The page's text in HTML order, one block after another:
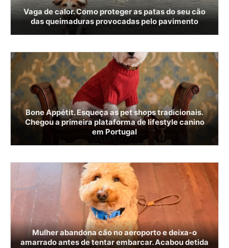
Vaga de calor. Como proteger as patas do seu cão
das queimaduras provocadas pelo pavimento
Bone Appétit. Esqueça as pet shops tradicionais.
Chegou a primeira plataforma de lifestyle canino
em Portugal
Mulher abandona cão no aeroporto e deixa-o
amarrado antes de tentar embarcar. Acabou detida